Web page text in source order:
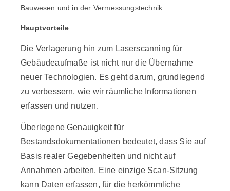
Bauwesen und in der Vermessungstechnik.
Hauptvorteile
Die Verlagerung hin zum Laserscanning für
Gebäudeaufmaße ist nicht nur die Übernahme
neuer Technologien. Es geht darum, grundlegend
zu verbessern, wie wir räumliche Informationen
erfassen und nutzen.
Überlegene Genauigkeit für
Bestandsdokumentationen bedeutet, dass Sie auf
Basis realer Gegebenheiten und nicht auf
Annahmen arbeiten. Eine einzige Scan-Sitzung
kann Daten erfassen, für die herkömmliche